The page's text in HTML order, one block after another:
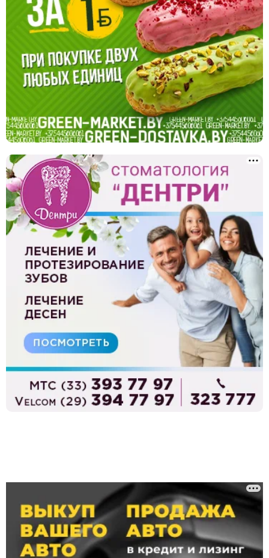
Химчистки и прачечные
Ювелирные мастерские
Юридические услуги
Ландшафтный дизайн, благоустройство
Сантехнические услуги
Клининг, уборка